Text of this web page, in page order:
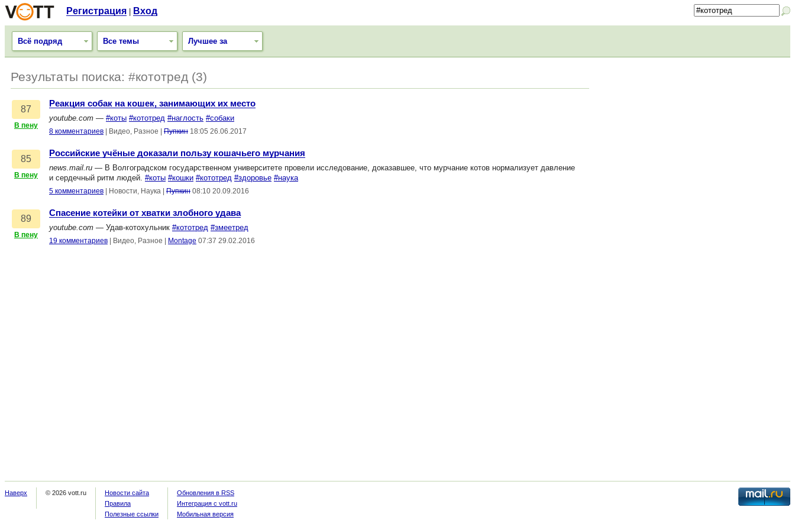
Регистрация Вход
Всё подряд Все темы Лучшее за
Результаты поиска: #кототред (3)
87
В пену
Реакция собак на кошек, занимающих их место
youtube.com — #коты #кототред #наглость #собаки
8 комментариев Видео, Разное Пупкин 18:05 26.06.2017
85
В пену
Российские учёные доказали пользу кошачьего мурчания
news.mail.ru — В Волгоградском государственном университете провели исследование, доказавшее, что мурчание котов нормализует давление
и сердечный ритм людей. #коты #кошки #кототред #здоровье #наука
5 комментариев Новости, Наука Пупкин 08:10 20.09.2016
89
В пену
Спасение котейки от хватки злобного удава
youtube.com — Удав-котохульник #кототред #змеетред
19 комментариев Видео, Разное Montage 07:37 29.02.2016
Наверх © 2026 vott.ru
Новости сайта
Правила
Полезные ссылки
Обновления в RSS
Интеграция с vott.ru
Мобильная версия